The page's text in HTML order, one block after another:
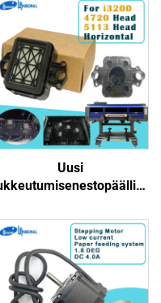
Uusi
5113 tulostuspäälle
vesipohjaiselle
yhteensopivalle inkjet-,
UV/eco-liuotintulostimelle